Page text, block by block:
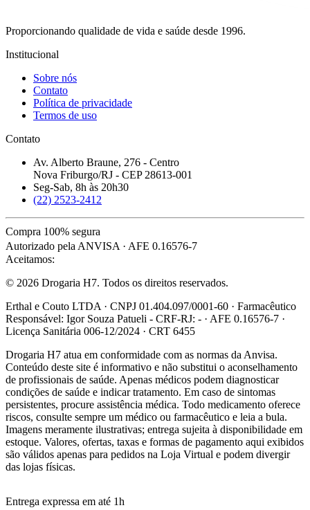
Proporcionando qualidade de vida e saúde desde 1996.
Institucional
Sobre nós
Contato
Política de privacidade
Termos de uso
Contato
Av. Alberto Braune, 276 - Centro
Nova Friburgo/RJ - CEP 28613-001
Seg-Sab, 8h às 20h30
(22) 2523-2412
Compra 100% segura
Autorizado pela ANVISA · AFE 0.16576-7
Aceitamos:
© 2026 Drogaria H7. Todos os direitos reservados.
Erthal e Couto LTDA · CNPJ 01.404.097/0001-60 · Farmacêutico
Responsável: Igor Souza Patueli - CRF-RJ: - · AFE 0.16576-7 ·
Licença Sanitária 006-12/2024 · CRT 6455
Drogaria H7 atua em conformidade com as normas da Anvisa.
Conteúdo deste site é informativo e não substitui o aconselhamento
de profissionais de saúde. Apenas médicos podem diagnosticar
condições de saúde e indicar tratamento. Em caso de sintomas
persistentes, procure assistência médica. Todo medicamento oferece
riscos, consulte sempre um médico ou farmacêutico e leia a bula.
Imagens meramente ilustrativas; entrega sujeita à disponibilidade em
estoque. Valores, ofertas, taxas e formas de pagamento aqui exibidos
são válidos apenas para pedidos na Loja Virtual e podem divergir
das lojas físicas.
Entrega expressa em até 1h